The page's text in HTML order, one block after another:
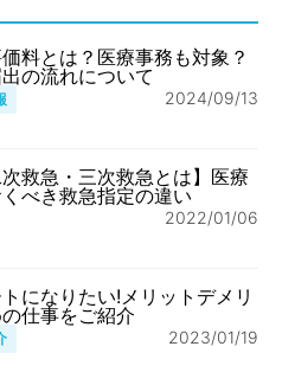
料とは？医療事務も対象？
の流れについて
2024/09/13
次救急・三次救急とは】医療
べき救急指定の違い
2022/01/06
になりたい!メリットデメリ
仕事をご紹介
2023/01/19